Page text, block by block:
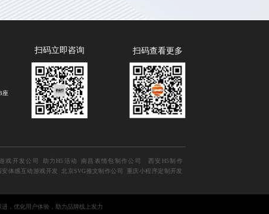
座
扫码立即咨询 扫码查看更多
戏开发公司 助力H5活动 南昌表情包制作公司
西安H5制作
安体感互动游戏开发 北京SVG推文制作公司
重庆小程序定制开发
，优化用户体验，助力品牌线上发力